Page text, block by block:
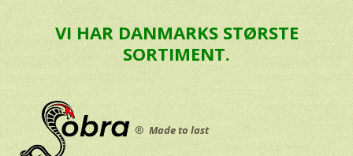
VI HAR DANMARKS STØRSTE
SORTIMENT.
® Made to last